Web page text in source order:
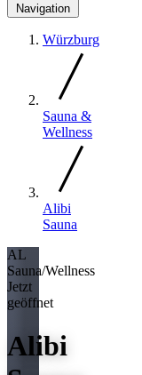
Navigation
Würzburg
Sauna &
Wellness
Alibi
Sauna
AL
Sauna/Wellness
Jetzt
geöffnet
Alibi